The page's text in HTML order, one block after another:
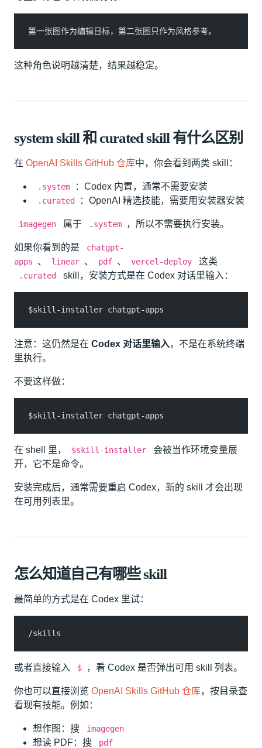
第一张图作为编辑目标，第二张图只作为风格参考。
这种角色说明越清楚，结果越稳定。
system skill 和 curated skill 有什么区别
在 OpenAI Skills GitHub 仓库中，你会看到两类 skill：
.system ：Codex 内置，通常不需要安装
.curated ：OpenAI 精选技能，需要用安装器安装
imagegen 属于 .system ，所以不需要执行安装。
如果你看到的是
chatgpt-
apps
、 linear 、 pdf 、 vercel-deploy 这类
.curated skill，安装方式是在 Codex 对话里输入：
$skill-installer chatgpt-apps
注意：这仍然是在 Codex 对话里输入，不是在系统终端
里执行。
不要这样做：
$skill-installer chatgpt-apps
在 shell 里， $skill-installer
会被当作环境变量展
开，它不是命令。
安装完成后，通常需要重启 Codex，新的 skill 才会出现
在可用列表里。
怎么知道自己有哪些 skill
最简单的方式是在 Codex 里试：
/skills
或者直接输入 $ ，看 Codex 是否弹出可用 skill 列表。
你也可以直接浏览 OpenAI Skills GitHub 仓库，按目录查
看现有技能。例如：
想作图：搜 imagegen
想读 PDF：搜 pdf